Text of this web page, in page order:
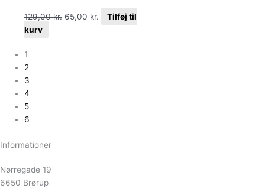
129,00kr. 65,00 kr.
Tilføj til
kurv
1
2
3
4
5
6
Informationer
Nørregade 19
6650 Brørup